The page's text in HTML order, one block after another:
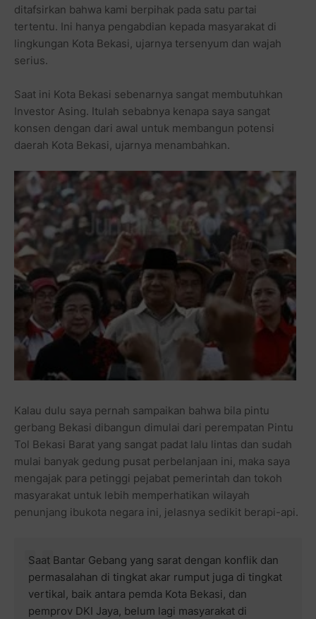
ditafsirkan bahwa kami berpihak pada satu partai
tertentu. Ini hanya pengabdian kepada masyarakat di
lingkungan Kota Bekasi, ujarnya tersenyum dan wajah
serius.
Saat ini Kota Bekasi sebenarnya sangat membutuhkan
Investor Asing. Itulah sebabnya kenapa saya sangat
konsen dengan dari awal untuk membangun potensi
daerah Kota Bekasi, ujarnya menambahkan.
Kalau dulu saya pernah sampaikan bahwa bila pintu
gerbang Bekasi dibangun dimulai dari perempatan Pintu
Tol Bekasi Barat yang sangat padat lalu lintas dan sudah
mulai banyak gedung pusat perbelanjaan ini, maka saya
mengajak para petinggi pejabat pemerintah dan tokoh
masyarakat untuk lebih memperhatikan wilayah
penunjang ibukota negara ini, jelasnya sedikit berapi-api.
Saat Bantar Gebang yang sarat dengan konflik dan
permasalahan di tingkat akar rumput juga di tingkat
vertikal, baik antara pemda Kota Bekasi, dan
pemprov DKI Jaya, belum lagi masyarakat di